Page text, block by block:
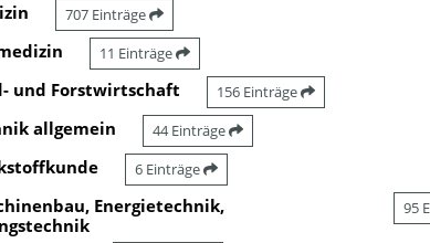
707 Einträge
11 Einträge
und Forstwirtschaft 156 Einträge
allgemein 44 Einträge
6 Einträge
Energietechnik,
95